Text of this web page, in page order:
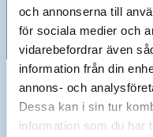
och annonserna till
för sociala medier och
vidarebefordrar även
information från din
annons- och
Dessa kan i sin tur
information som du har
© 2026 powertools.
Boka service
Fyll i formuläret nedan så
möte.